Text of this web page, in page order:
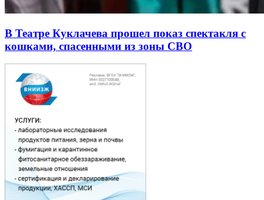
В Театре Куклачева прошел показ спектакля с
кошками, спасенными из зоны СВО